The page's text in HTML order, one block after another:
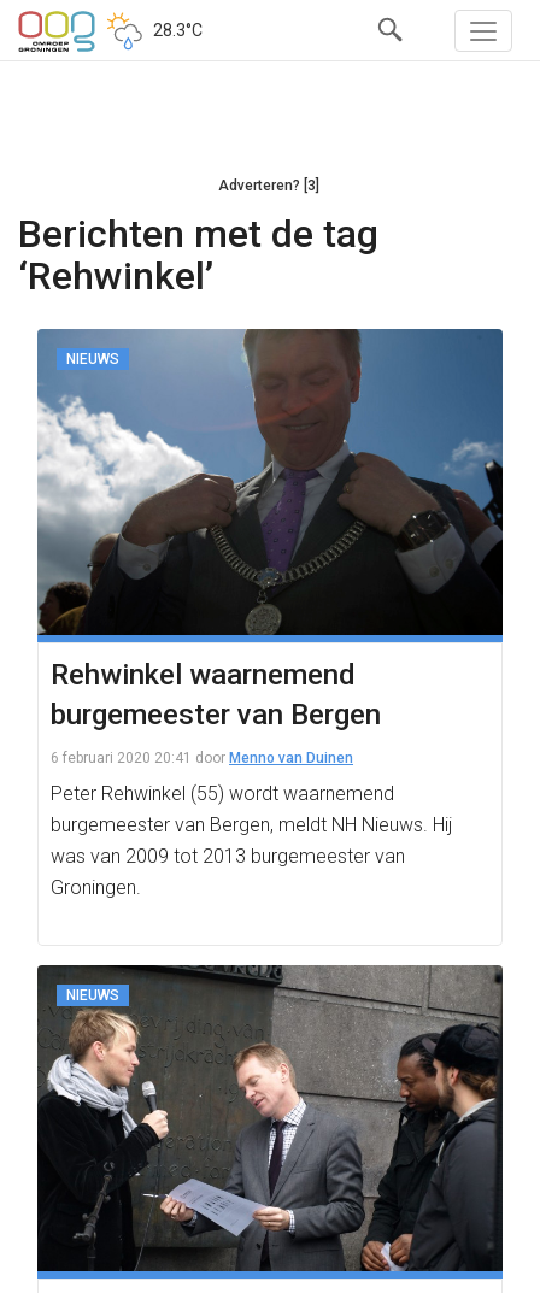
28.3°C
Adverteren? [3]
Berichten met de tag
‘Rehwinkel’
NIEUWS
Rehwinkel waarnemend
burgemeester van Bergen
6 februari 2020 20:41 door Menno van Duinen
Peter Rehwinkel (55) wordt waarnemend
burgemeester van Bergen, meldt NH Nieuws. Hij
was van 2009 tot 2013 burgemeester van
Groningen.
NIEUWS